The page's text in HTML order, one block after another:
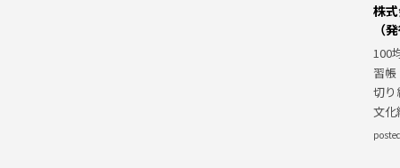
株
（
100
習帳
切り
文化